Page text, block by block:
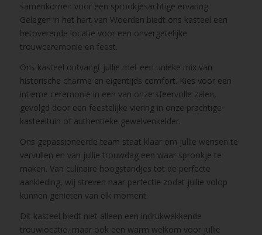
samenkomen voor een sprookjesachtige ervaring.
Gelegen in het hart van Woerden biedt ons kasteel een
betoverende locatie voor een onvergetelijke
trouwceremonie en feest.
Ons kasteel ontvangt jullie met een unieke mix van
historische charme en eigentijds comfort. Kies voor een
intieme ceremonie in een van onze sfeervolle zalen,
gevolgd door een feestelijke viering in onze prachtige
kasteeltuin of authentieke gewelvenkelder.
Ons gepassioneerde team staat klaar om jullie wensen te
vervullen en van jullie trouwdag een waar sprookje te
maken. Van culinaire hoogstandjes tot de perfecte
aankleding, wij streven naar perfectie zodat jullie volop
kunnen genieten van elk moment.
Dit kasteel biedt niet alleen een indrukwekkende
trouwlocatie, maar ook een warm welkom voor jullie